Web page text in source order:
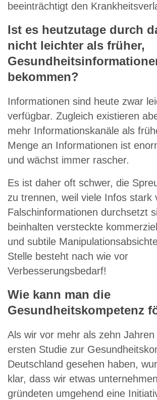
beeinträchtigt den
Ist es heutzutage durch
nicht leichter als früher,
bekommen?
Informationen sind heute zwar
verfügbar. Zugleich existieren
mehr Informationskanäle als
Menge an Informationen ist
und wächst immer rascher.
Es ist daher oft schwer, die
zu trennen, weil viele Infos stark
Falschinformationen durchsetzt
beinhalten versteckte
und subtile
Stelle besteht nach wie vor
Verbesserungsbedarf!
Wie kann man die
Gesundheitskompetenz
Als wir vor mehr als zehn
ersten Studie zur
Deutschland gesehen haben,
klar, dass wir etwas
gründeten umgehend eine